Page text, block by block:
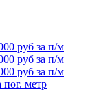
руб за п/м
руб за п/м
руб за п/м
пог. метр